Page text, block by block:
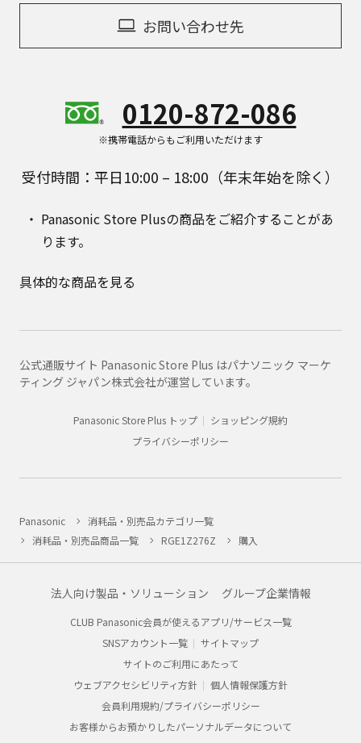
お問い合わせ先
0120-872-086
※携帯電話からもご利用いただけます
受付時間：平日10:00 – 18:00（年末年始を除く）
Panasonic Store Plusの商品をご紹介することがあ
ります。
具体的な商品を見る
公式通販サイト Panasonic Store Plus はパナソニック マーケ
ティング ジャパン株式会社が運営しています。
Panasonic Store Plus トップ
ショッピング規約
プライバシーポリシー
Panasonic
消耗品・別売品カテゴリ一覧
消耗品・別売品商品一覧
RGE1Z276Z 購入
法人向け製品・ソリューション グループ企業情報
CLUB Panasonic会員が使えるアプリ/サービス一覧
SNSアカウント一覧
サイトマップ
サイトのご利用にあたって
ウェブアクセシビリティ方針
個人情報保護方針
会員利用規約/プライバシーポリシー
お客様からお預かりしたパーソナルデータについて